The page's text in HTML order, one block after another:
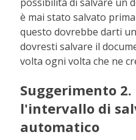
è mai stato salvato
questo dovrebbe darti
dovresti salvare il
volta ogni volta che ne
Suggerimento
l'intervallo di
automatico